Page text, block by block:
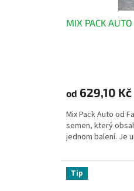
MIX PACK AUTO
od 629,10 Kč
Mix Pack Auto od
semen, který
jednom balení. Je
Tip